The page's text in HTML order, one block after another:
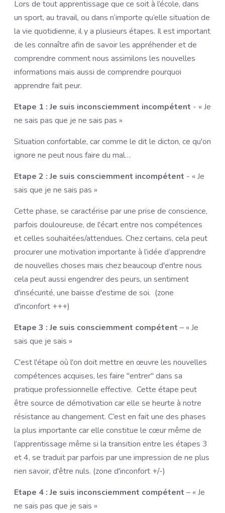
Lors de tout apprentissage que ce soit à l’école, dans
un sport, au travail, ou dans n’importe qu’elle situation de
la vie quotidienne, il y a plusieurs étapes. Il est important
de les connaître afin de savoir les appréhender et de
comprendre comment nous assimilons les nouvelles
informations mais aussi de comprendre pourquoi
apprendre fait peur.
Etape 1 : Je suis inconsciemment incompétent - « Je
ne sais pas que je ne sais pas »
Situation confortable, car comme le dit le dicton, ce qu'on
ignore ne peut nous faire du mal…
Etape 2 : Je suis consciemment incompétent - « Je
sais que je ne sais pas »
Cette phase, se caractérise par une prise de conscience,
parfois douloureuse, de l'écart entre nos compétences
et celles souhaitées/attendues. Chez certains, cela peut
procurer une motivation importante à l’idée d’apprendre
de nouvelles choses mais chez beaucoup d'entre nous
cela peut aussi engendrer des peurs, un sentiment
d'insécurité, une baisse d'estime de soi. (zone
d'inconfort +++)
Etape 3 : Je suis consciemment compétent – « Je
sais que je sais »
C'est l'étape où l'on doit mettre en œuvre les nouvelles
compétences acquises, les faire "entrer" dans sa
pratique professionnelle effective. Cette étape peut
être source de démotivation car elle se heurte à notre
résistance au changement. C’est en fait une des phases
la plus importante car elle constitue le cœur même de
l’apprentissage même si la transition entre les étapes 3
et 4, se traduit par parfois par une impression de ne plus
rien savoir, d'être nuls. (zone d'inconfort +/-)
Etape 4 : Je suis inconsciemment compétent – « Je
ne sais pas que je sais »